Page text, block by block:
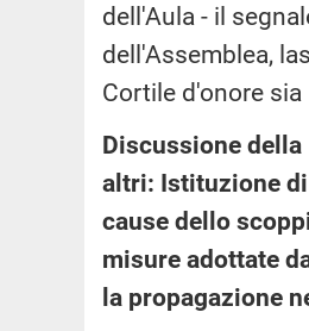
dell'Aula - il
dell'Assemblea,
Cortile d'onore
Discussione
altri: Istituzione
cause dello
misure adottate
la propagazione